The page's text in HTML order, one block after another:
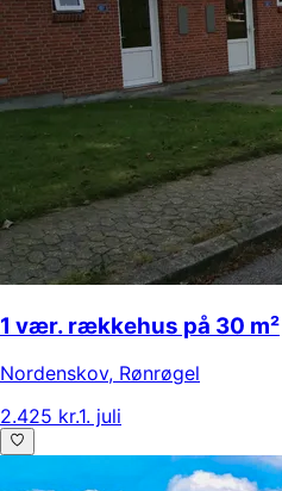
1 vær. rækkehus på 30 m²
Nordenskov, Rønrøgel
2.425 kr.1. juli